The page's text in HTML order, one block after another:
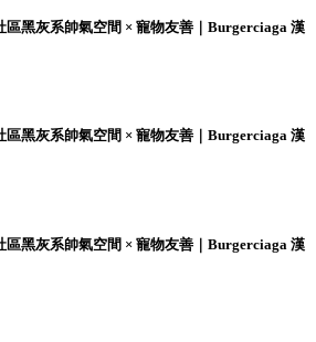
區黑灰系帥氣空間 × 寵物友善｜Burgerciaga 漢
區黑灰系帥氣空間 × 寵物友善｜Burgerciaga 漢
區黑灰系帥氣空間 × 寵物友善｜Burgerciaga 漢